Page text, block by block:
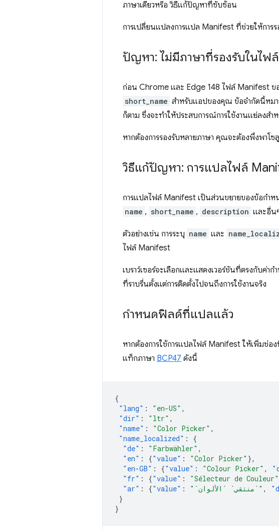
ภาษาเดียวหรือ วิธีแก้ปัญหาที่ซับซ้อน
การเปลี่ยนแปลงการแปล Manifest ที่ช่วยให้การ
ปัญหา: ไม่มีภาษาที่รองรับในไฟ
ก่อน Chrome และ Edge 148 ไฟล์ Manifest ข
short_name สำหรับแอปของคุณ ข้อจำกัดนี้หมา
ก็ตาม ซึ่งจะทำให้ประสบการณ์การใช้งานแย่ลงส
หากต้องการรองรับหลายภาษา คุณจะต้องพึ่งพาโ
วิธีแก้ปัญหา: การแปลไฟล์
การแปลไฟล์ Manifest เป็นส่วนขยายของข้อกำ
name , short_name , description และอื่น
ตัวอย่างเช่น การระบุ name และ
ไฟล์ Manifest
เบราว์เซอร์จะเลือกและแสดงเวอร์ชันที่ตรงกับค่
ที่ราบรื่นตั้งแต่การติดตั้งไปจนถึงการใช้งานจริง
กำหนดฟิลด์ที่แปลแล้ว
หากต้องการใช้การแปลไฟล์ Manifest ให้เพิ่มช่อ
แท็กภาษา BCP47 ดังนี้
{
"lang" : "en-US" ,
"dir" : "ltr" ,
"name" : "Color Picker" ,
"name_localized" :
{
"de" : "Farbwähler" ,
"en" : {"value" : "Color Picker" },
"en-GB" : {"value" : "Colour Picker" ,
"fr" : {"value" : "Sélecteur de Couleur"
"ar" : {"value" : "`منتقي` `الألوان`" ,
}
}